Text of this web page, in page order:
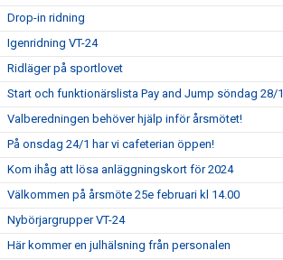
Drop-in ridning
Igenridning VT-24
Ridläger på sportlovet
Start och funktionärslista Pay and Jump söndag 28/1
Valberedningen behöver hjälp inför årsmötet!
På onsdag 24/1 har vi cafeterian öppen!
Kom ihåg att lösa anläggningskort för 2024
Välkommen på årsmöte 25e februari kl 14.00
Nybörjargrupper VT-24
Här kommer en julhälsning från personalen